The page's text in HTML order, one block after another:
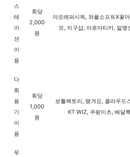
스
테
이
션
이
용
회당
2,000
원
아모레퍼시픽, 와플소프트X꽃
모, 지구샵, 아로마티카, 알
다
회
용
기
이
용
회당
1,000
원
보틀팩토리, 땡겨요, 클라우드
KT WIZ, 쿠팡이츠, 배달
무